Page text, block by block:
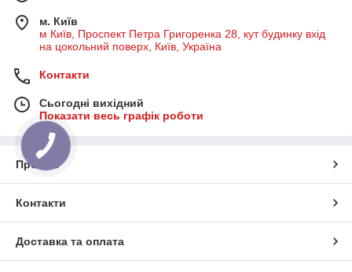
м. Київ
м Київ, Проспект Петра Григоренка 28, кут будинку вхід
на цокольний поверх, Київ, Україна
Контакти
Сьогодні вихідний
Показати весь графік роботи
Про нас
Контакти
Доставка та оплата